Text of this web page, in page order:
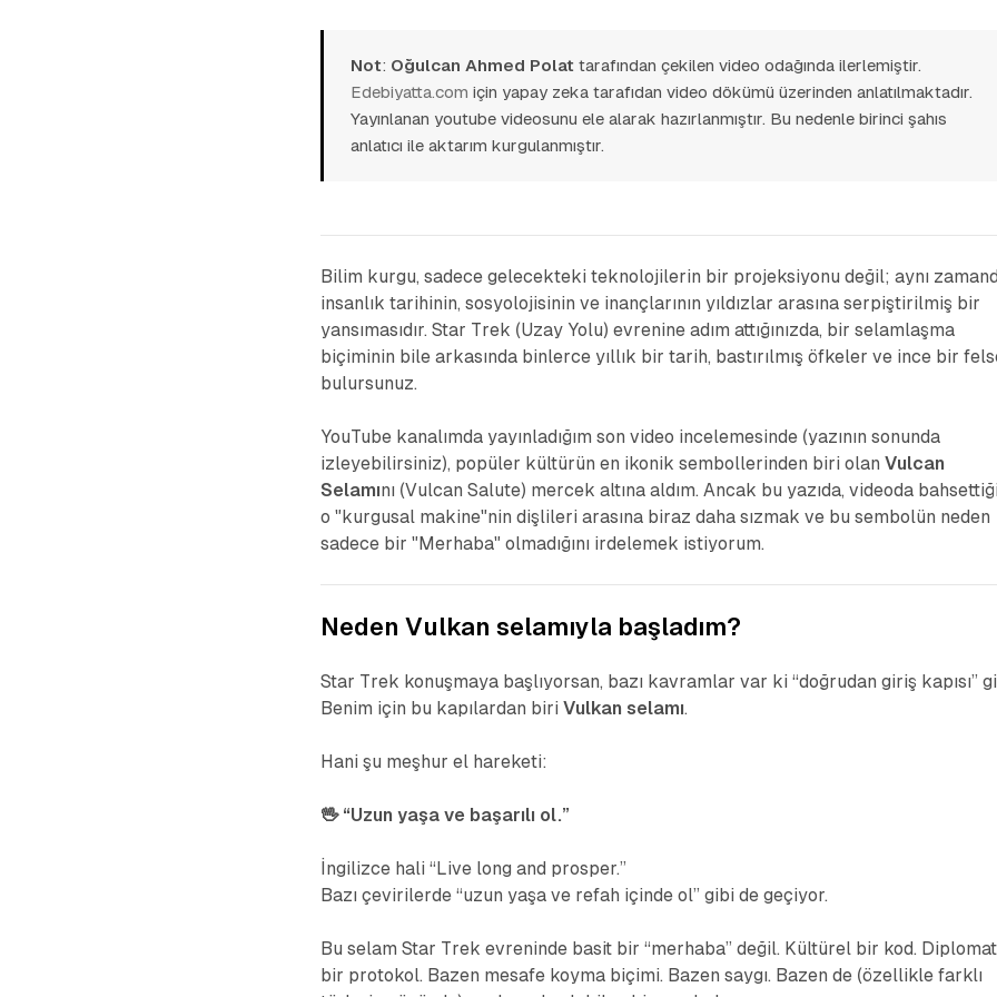
Not: Oğulcan Ahmed Polat tarafından çekilen video odağında ilerlemiştir.
Edebiyatta.com için yapay zeka tarafıdan video dökümü üzerinden anlatılmaktadır.
Yayınlanan youtube videosunu ele alarak hazırlanmıştır. Bu nedenle birinci şahıs
anlatıcı ile aktarım kurgulanmıştır.
Bilim kurgu, sadece gelecekteki teknolojilerin bir projeksiyonu değil; aynı
insanlık tarihinin, sosyolojisinin ve inançlarının yıldızlar arasına serpiştirilmiş bir
yansımasıdır. Star Trek (Uzay Yolu) evrenine adım attığınızda, bir selamlaşma
biçiminin bile arkasında binlerce yıllık bir tarih, bastırılmış öfkeler ve ince bir
bulursunuz.
YouTube kanalımda yayınladığım son video incelemesinde (yazının sonunda
izleyebilirsiniz), popüler kültürün en ikonik sembollerinden biri olanVulcan
Selamını (Vulcan Salute) mercek altına aldım. Ancak bu yazıda, videoda
o "kurgusal makine"nin dişlileri arasına biraz daha sızmak ve bu sembolün neden
sadece bir "Merhaba" olmadığını irdelemek istiyorum.
Neden Vulkan selamıyla başladım?
Star Trek konuşmaya başlıyorsan, bazı kavramlar var ki “doğrudan giriş kapısı”
Benim için bu kapılardan biriVulkan selamı.
Hani şu meşhur el hareketi:
🖖 “Uzun yaşa ve başarılı ol.”
İngilizce hali “Live long and prosper.”
Bazı çevirilerde “uzun yaşa ve refah içinde ol” gibi de geçiyor.
Bu selam Star Trek evreninde basit bir “merhaba” değil. Kültürel bir kod.
bir protokol. Bazen mesafe koyma biçimi. Bazen saygı. Bazen de (özellikle farklı